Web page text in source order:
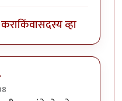
किंवासदस्य व्हा